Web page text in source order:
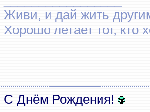
Живи, и дай жить
Хорошо летает тот, кто
С Днём Рождения!